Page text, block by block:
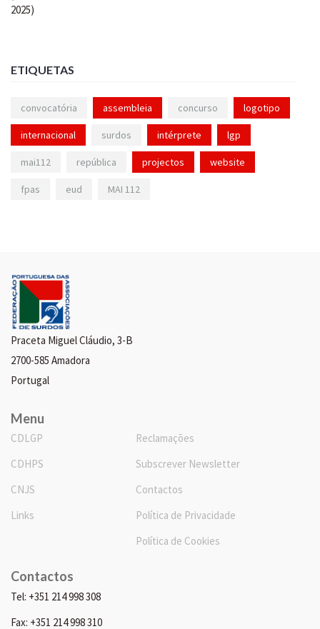
ETIQUETAS
convocatória assembleia concurso logotipo
internacional surdos intérprete lgp
mai112 república projectos website
fpas eud MAI 112
Praceta Miguel Cláudio, 3-B
2700-585 Amadora
Portugal
Menu
CDLGP
CDHPS
CNJS
Links
Reclamações
Subscrever Newsletter
Contactos
Política de Privacidade
Política de Cookies
Contactos
Tel: +351 214 998 308
Fax: +351 214 998 310